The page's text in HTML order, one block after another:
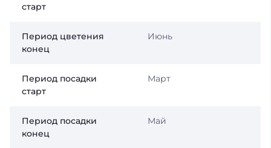
старт
Период цветения
конец
Июнь
Период посадки
старт
Март
Период посадки
конец
Май